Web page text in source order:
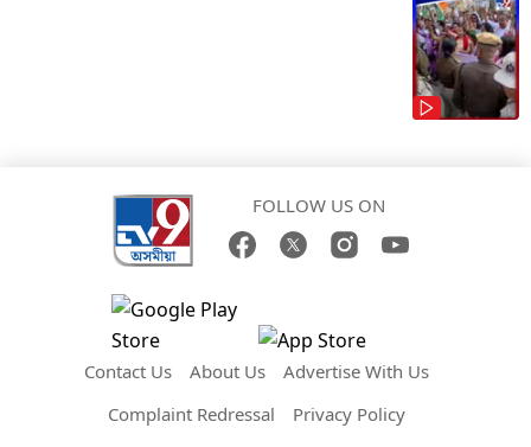
FOLLOW US ON
Contact Us About Us
Advertise With Us
Complaint Redressal
Privacy Policy